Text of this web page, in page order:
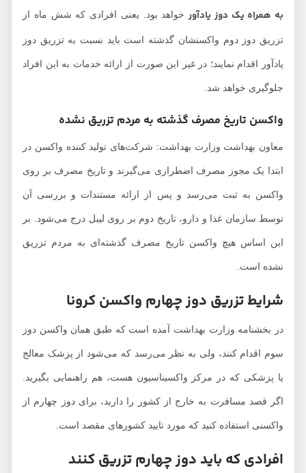
به همراه یک دوز یادآورخواهد بود. یعنی افرادی که شش ماه از
تزریق دوز دوم واکسنشان گذشته است باید نسبت به تزریق دوز
یادآور اقدام نمایند؛ در غیر این صورت از ارائه خدمات به این افراد
جلوگیری خواهد شد.
واکسن تاریخ مصرف گذشته به مردم تزریق نشده
معاون بهداشت وزارت بهداشت: شرکت‌های تولید کننده واکسن در
ابتدا یک مجوز مصرف اضطراری می‌گیرند و تاریخ مصرف بر روی
واکسن به ثبت می‌رسد و پس از ارائه مستندات و بررسی آن
توسط سازمان غذا و دارو، تاریخ دوم بر روی لیبل درج می‌شود. بر
این اساس هیچ واکسن تاریخ مصرف گذشته‌ای به مردم تزریق
نشده است.
شرایط تزریق دوز چهارم واکسن کرونا
در بخشنامه وزارت بهداشت آمده است که طبق همان واکسن دوز
سوم اقدام کنند، ولی به نظر می‌رسد که می‌شود از پزشک معالج
یا پزشکی که در مرکز واکسیناسیون هست، هم راهنمایی بگیرید.
اگر قصد مسافرت به خارج از کشور را دارید، برای دوز چهارم از
واکسنی استفاده کنید که مورد تایید کشور‌های مقصد است.
افرادی که باید دوز چهارم تزریق کنند